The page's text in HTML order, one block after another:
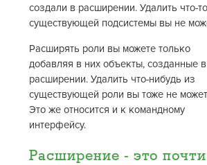
создали в расширении. Удалить что-
существующей подсистемы вы не
Расширять роли вы можете только
добавляя в них объекты, созданные в
расширении. Удалить что-нибудь из
существующей роли вы тоже не
Это же относится и к командному
интерфейсу.
Расширение - это почти